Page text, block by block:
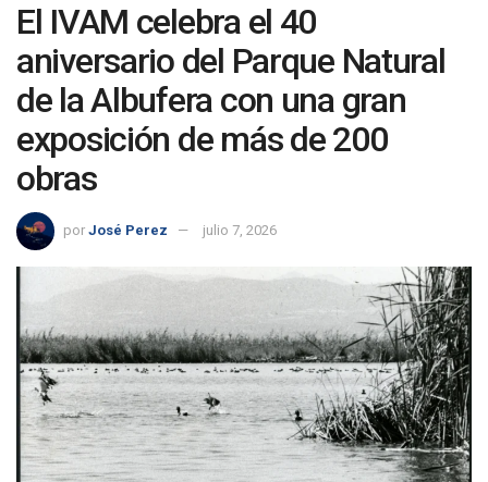
El IVAM celebra el 40
aniversario del Parque Natural
de la Albufera con una gran
exposición de más de 200
obras
por José Perez julio 7, 2026